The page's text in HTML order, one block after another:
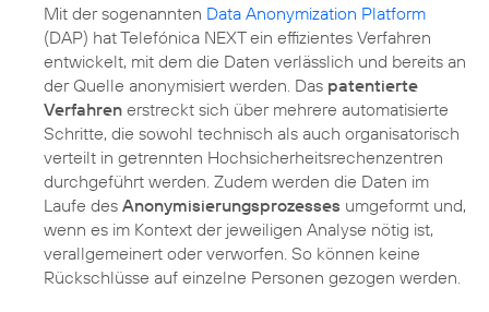
Mit der sogenannten Data Anonymization Platform
(DAP) hat Telefónica NEXT ein effizientes Verfahren
entwickelt, mit dem die Daten verlässlich und bereits an
der Quelle anonymisiert werden. Das patentierte
Verfahren erstreckt sich über mehrere automatisierte
Schritte, die sowohl technisch als auch organisatorisch
verteilt in getrennten Hochsicherheitsrechenzentren
durchgeführt werden. Zudem werden die Daten im
Laufe des Anonymisierungsprozesses umgeformt und,
wenn es im Kontext der jeweiligen Analyse nötig ist,
verallgemeinert oder verworfen. So können keine
Rückschlüsse auf einzelne Personen gezogen werden.